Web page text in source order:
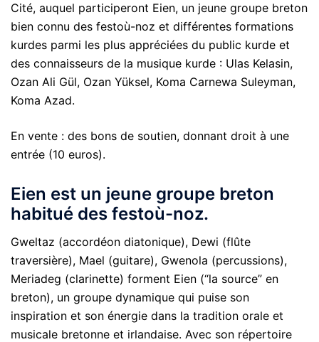
Cité, auquel participeront Eien, un jeune groupe breton
bien connu des festoù-noz et différentes formations
kurdes parmi les plus appréciées du public kurde et
des connaisseurs de la musique kurde : Ulas Kelasin,
Ozan Ali Gül, Ozan Yüksel, Koma Carnewa Suleyman,
Koma Azad.
En vente : des bons de soutien, donnant droit à une
entrée (10 euros).
Eien est un jeune groupe breton
habitué des festoù-noz.
Gweltaz (accordéon diatonique), Dewi (flûte
traversière), Mael (guitare), Gwenola (percussions),
Meriadeg (clarinette) forment Eien (“la source” en
breton), un groupe dynamique qui puise son
inspiration et son énergie dans la tradition orale et
musicale bretonne et irlandaise. Avec son répertoire